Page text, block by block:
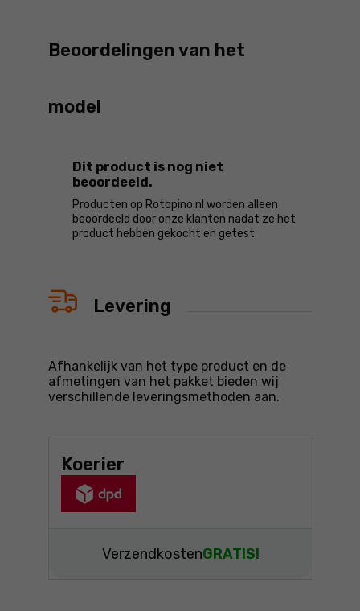
Beoordelingen van het
model
Dit product is nog niet
beoordeeld.
Producten op Rotopino.nl worden alleen
beoordeeld door onze klanten nadat ze het
product hebben gekocht en getest.
Levering
Afhankelijk van het type product en de
afmetingen van het pakket bieden wij
verschillende leveringsmethoden aan.
Koerier
VerzendkostenGRATIS!